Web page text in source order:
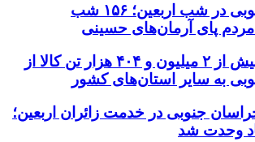
خراسان جنوبی در شب اربعین؛ ۱۵۶ شب
مردم پای آرمان‌های حسینی
جابه جایی بیش از ۲ میلیون و ۴۰۴ هزار تن کالا از
به سایر استان‌های کشور
جنوبی در خدمت زائران اربعین؛
وحدت شد